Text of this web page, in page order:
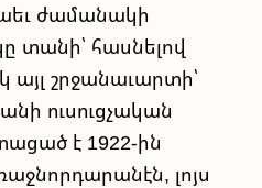
ժամանակի
տանի՝ հասնելով
այլ շրջանաւարտի՝
ուսուցչական
է 1922-ին
լոյս